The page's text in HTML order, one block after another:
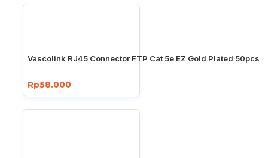
Vascolink RJ45 Connector FTP Cat 5e EZ Gold Plated 50pcs
Rp58.000